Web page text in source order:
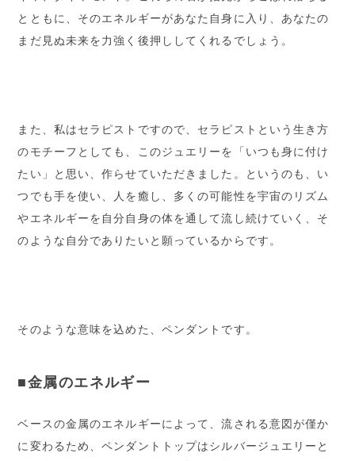
とともに、そのエネルギーがあなた自身に入り、あなたの
まだ見ぬ未来を力強く後押ししてくれるでしょう。
また、私はセラピストですので、セラピストという生き方
のモチーフとしても、このジュエリーを「いつも身に付け
たい」と思い、作らせていただきました。というのも、い
つでも手を使い、人を癒し、多くの可能性を宇宙のリズム
やエネルギーを自分自身の体を通して流し続けていく、そ
のような自分でありたいと願っているからです。
そのような意味を込めた、ペンダントです。
■金属のエネルギー
ベースの金属のエネルギーによって、流される意図が僅か
に変わるため、ペンダントトップはシルバージュエリーと